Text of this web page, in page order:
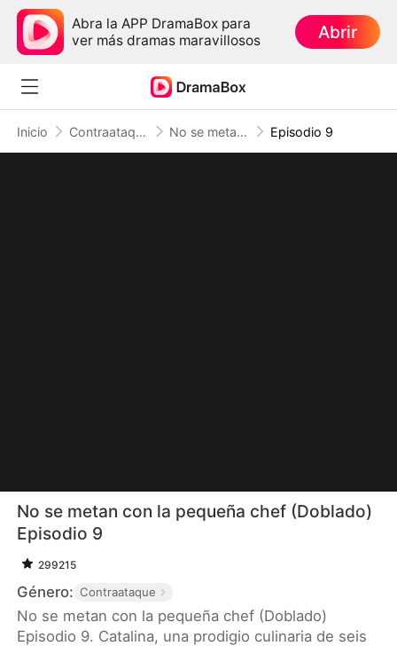
Abra la APP DramaBox para
ver más dramas maravillosos
Abrir
Inicio Contraataque No se metan con la pequeña chef (Doblado) Episodio 9
No se metan con la pequeña chef (Doblado)
Episodio 9
299215
Género: Contraataque
No se metan con la pequeña chef (Doblado)
Episodio 9. Catalina, una prodigio culinaria de seis